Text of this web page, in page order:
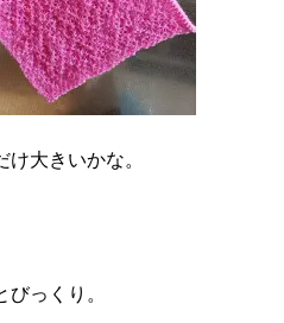
大きいかな。
っくり。